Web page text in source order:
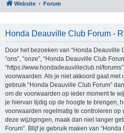
Website Forum
Honda Deauville Club Forum -
Door het bezoeken van “Honda Deauville
“ons”, “onze”, “Honda Deauville Club
“https://www.hondadeauvilleclub.nl/
voorwaarden. Als je niet akkoord gaat met
gebruik “Honda Deauville Club Forum”
om de voorwaarden op ieder moment te
je hiervan tijdig op de hoogte te brengen,
voorwaarden regelmatig te controleren op
deze wijzigingen, maak dan niet langer
Forum”. Blijf je gebruik maken van